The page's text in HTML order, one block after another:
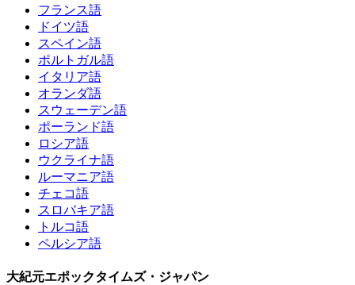
フランス語
ドイツ語
スペイン語
ポルトガル語
イタリア語
オランダ語
スウェーデン語
ポーランド語
ロシア語
ウクライナ語
ルーマニア語
チェコ語
スロバキア語
トルコ語
ペルシア語
大紀元エポックタイムズ・ジャパン